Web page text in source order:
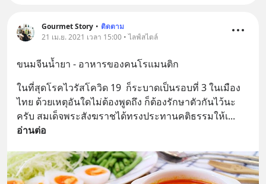
Gourmet Story • ติดตาม
21 เม.ย. 2021 เวลา 15:00 • ไลฟ์สไตล์
ขนมจีนน้ำยา - อาหารของคนโรแมนติก
ในที่สุดโรคไวรัสโควิด 19  ก็ระบาดเป็นรอบที่ 3 ในเมือง
ไทย ด้วยเหตุอันใดไม่ต้องพูดถึง ก็ต้องรักษาตัวกันไว้นะ
ครับ สมเด็จพระสังฆราชได้ทรงประทานคติธรรมให้เ
อ่านต่อ